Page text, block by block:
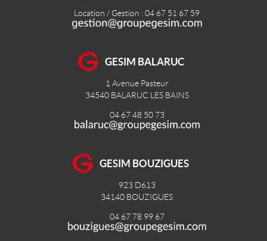
Location / Gestion : 04 67 51 67 59
GESIM BALARUC
1 Avenue Pasteur
34540 BALARUC LES BAINS
04 67 48 50 73
GESIM BOUZIGUES
923 D613
34140 BOUZIGUES
04 67 78 99 67